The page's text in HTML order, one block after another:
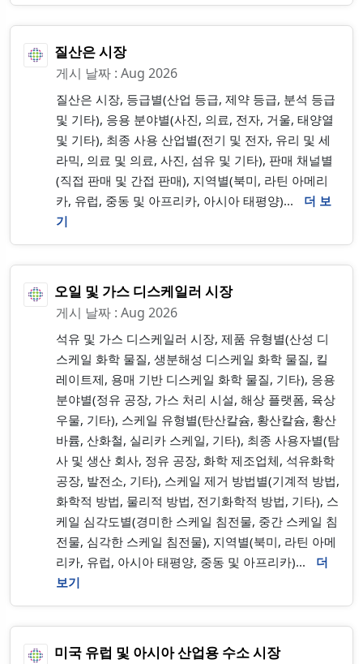
질산은 시장
게시 날짜 : Aug 2026
질산은 시장, 등급별(산업 등급, 제약 등급, 분석 등급
및 기타), 응용 분야별(사진, 의료, 전자, 거울, 태양열
및 기타), 최종 사용 산업별(전기 및 전자, 유리 및 세
라믹, 의료 및 의료, 사진, 섬유 및 기타), 판매 채널별
(직접 판매 및 간접 판매), 지역별(북미, 라틴 아메리
카, 유럽, 중동 및 아프리카, 아시아 태평양)...
더 보
기
오일 및 가스 디스케일러 시장
게시 날짜 : Aug 2026
석유 및 가스 디스케일러 시장, 제품 유형별(산성 디
스케일 화학 물질, 생분해성 디스케일 화학 물질, 킬
레이트제, 용매 기반 디스케일 화학 물질, 기타), 응용
분야별(정유 공장, 가스 처리 시설, 해상 플랫폼, 육상
우물, 기타), 스케일 유형별(탄산칼슘, 황산칼슘, 황산
바륨, 산화철, 실리카 스케일, 기타), 최종 사용자별(탐
사 및 생산 회사, 정유 공장, 화학 제조업체, 석유화학
공장, 발전소, 기타), 스케일 제거 방법별(기계적 방법,
화학적 방법, 물리적 방법, 전기화학적 방법, 기타), 스
케일 심각도별(경미한 스케일 침전물, 중간 스케일 침
전물, 심각한 스케일 침전물), 지역별(북미, 라틴 아메
리카, 유럽, 아시아 태평양, 중동 및 아프리카)...
더
보기
미국 유럽 및 아시아 산업용 수소 시장